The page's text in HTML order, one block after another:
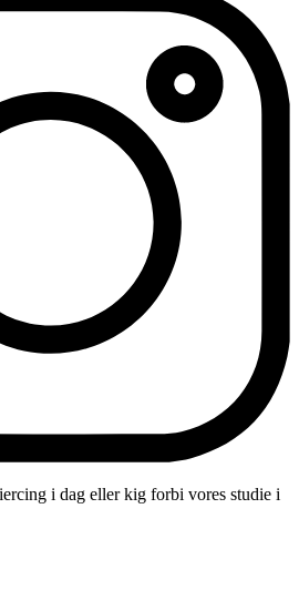
i dag eller kig forbi vores studie i